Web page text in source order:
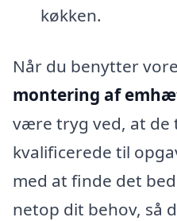
køkken.
Når du benytter
montering af
være tryg ved, at de
kvalificerede til
med at finde det
netop dit behov, så